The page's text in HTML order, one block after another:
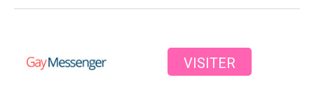
VISITER